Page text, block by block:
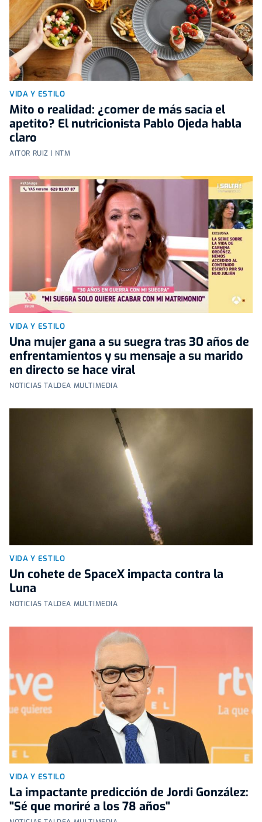
VIDA Y ESTILO
Mito o realidad: ¿comer de más sacia el
apetito? El nutricionista Pablo Ojeda habla
claro
AITOR RUIZ | NTM
VIDA Y ESTILO
Una mujer gana a su suegra tras 30 años de
enfrentamientos y su mensaje a su marido
en directo se hace viral
NOTICIAS TALDEA MULTIMEDIA
VIDA Y ESTILO
Un cohete de SpaceX impacta contra la
Luna
NOTICIAS TALDEA MULTIMEDIA
VIDA Y ESTILO
La impactante predicción de Jordi González:
"Sé que moriré a los 78 años"